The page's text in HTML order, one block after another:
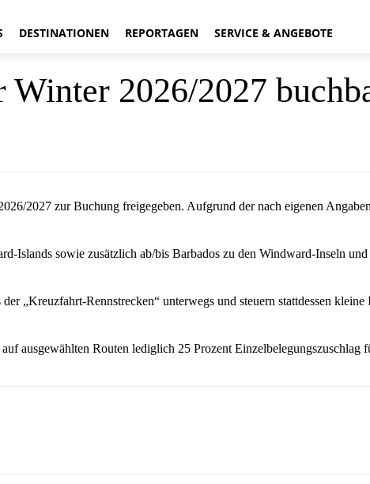
DESTINATIONEN REPORTAGEN SERVICE & ANGEBOTE
2026/2027
2027 zur Buchung freigegeben. Aufgrund der nach eigenen
Islands sowie zusätzlich ab/bis Barbados zu den Windward-Inseln
„Kreuzfahrt-Rennstrecken“ unterwegs und steuern stattdessen
ausgewählten Routen lediglich 25 Prozent Einzelbelegungszuschlag